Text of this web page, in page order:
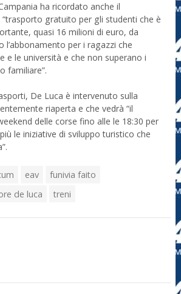
ha ricordato anche il
gratuito per gli studenti che è
quasi 16 milioni di euro, da
l’abbonamento per i ragazzi che
e le università e che non superano i
familiare”.
De Luca è intervenuto sulla
riaperta e che vedrà “il
delle corse fino alle le 18:30 per
le iniziative di sviluppo turistico che
eav
funivia faito
de luca
treni